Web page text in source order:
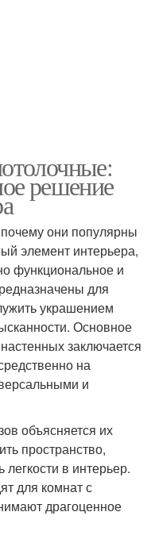
решение
они популярны
элемент интерьера,
функциональное и
для
украшением
Основное
заключается
на
и
объясняется их
пространство,
в интерьер.
для комнат с
драгоценное